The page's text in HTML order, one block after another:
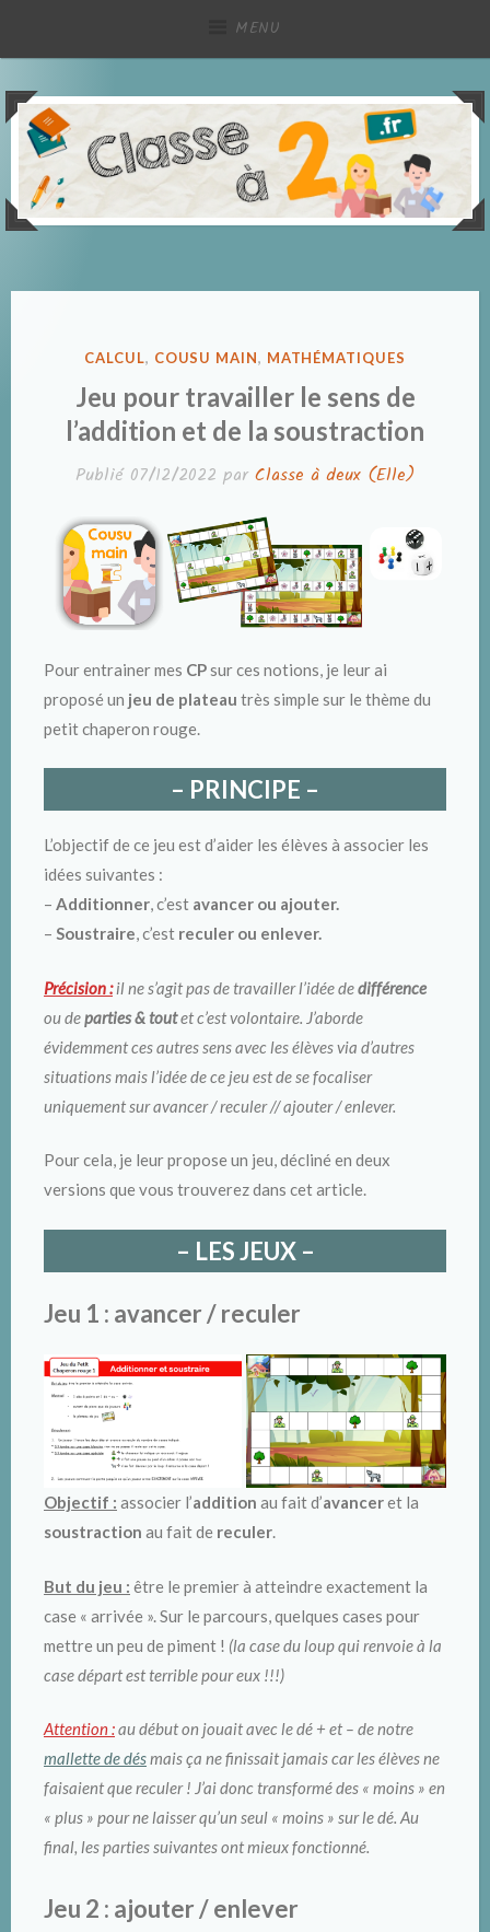
principal
MENU
Classe à deux
PUBLIÉ
CALCUL, COUSU MAIN, MATHÉMATIQUES
Jeu pour travailler le sens de
l’addition et de la soustraction
Publié 07/12/2022 par Classe à deux (Elle)
Pour entrainer mes CPsur ces notions, je leur ai
proposé un jeu de plateau très simple sur le thème du
petit chaperon rouge.
– PRINCIPE –
L’objectif de ce jeu est d’aider les élèves à associer les
idées suivantes :
– Additionner, c’est avancer ou ajouter.
– Soustraire, c’est reculer ou enlever.
Précision :il ne s’agit pas de travailler l’idée dedifférence
ou departies & toutet c’est volontaire. J’aborde
évidemment ces autres sens avec les élèves via d’autres
situations mais l’idée de ce jeu est de se focaliser
uniquement sur avancer / reculer // ajouter / enlever.
Pour cela, je leur propose un jeu, décliné en deux
versions que vous trouverez dans cet article.
– LES JEUX –
Jeu 1 : avancer / reculer
Objectif : associer l’addition au fait d’avanceret la
soustraction au fait de reculer.
But du jeu : être le premier à atteindre exactement la
case « arrivée ». Sur le parcours, quelques cases pour
mettre un peu de piment ! (la case du loup qui renvoie à la
case départ est terrible pour eux !!!)
Attention :au début on jouait avec le dé + et – de notre
mallette de désmais ça ne finissait jamais car les élèves ne
faisaient que reculer ! J’ai donc transformé des « moins » en
« plus » pour ne laisser qu’un seul « moins » sur le dé. Au
final, les parties suivantes ont mieux fonctionné.
Jeu 2 : ajouter / enlever